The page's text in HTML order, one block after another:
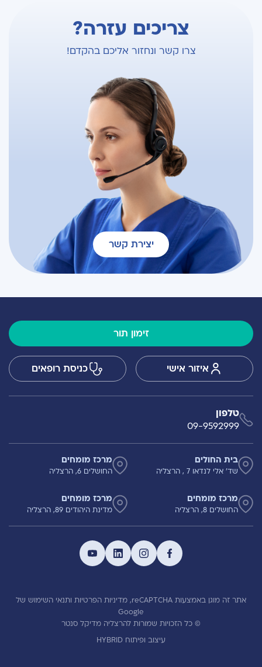
צריכים עזרה?
צרו קשר ונחזור אליכם בהקדם!
יצירת קשר
זימון תור
איזור אישי כניסת רופאים
טלפון
09-9592999
בית החולים
שד' אלי לנדאו 7 , הרצליה
מרכז מומחים
החושלים 6, הרצליה
מרכז מומחים
החושלים 8, הרצליה
מרכז מומחים
מדינת היהודים 89, הרצליה
אתר זה מוגן באמצעות reCAPTCHA, מדיניות הפרטיות ותנאי השימוש של
Google
© כל הזכויות שמורות להרצליה מדיקל סנטר
עיצוב ופיתוח HYBRID